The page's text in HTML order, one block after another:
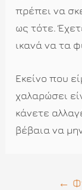
πρέπει να
ως τότε.
ικανά να τα
Εκείνο που
χαλαρώσει
κάνετε
βέβαια να
Πλοήγηση
←